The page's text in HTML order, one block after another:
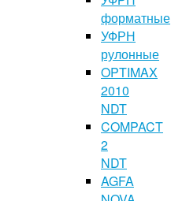
форматные
УФРН
рулонные
OPTIMAX
2010
NDT
COMPACT
2
NDT
AGFA